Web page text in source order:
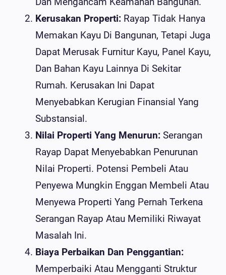
Kerusakan Properti: Rayap Tidak Hanya
Memakan Kayu Di Bangunan, Tetapi Juga
Dapat Merusak Furnitur Kayu, Panel Kayu,
Dan Bahan Kayu Lainnya Di Sekitar
Rumah. Kerusakan Ini Dapat
Menyebabkan Kerugian Finansial Yang
Substansial.
Nilai Properti Yang Menurun: Serangan
Rayap Dapat Menyebabkan Penurunan
Nilai Properti. Potensi Pembeli Atau
Penyewa Mungkin Enggan Membeli Atau
Menyewa Properti Yang Pernah Terkena
Serangan Rayap Atau Memiliki Riwayat
Masalah Ini.
Biaya Perbaikan Dan Penggantian:
Memperbaiki Atau Mengganti Struktur